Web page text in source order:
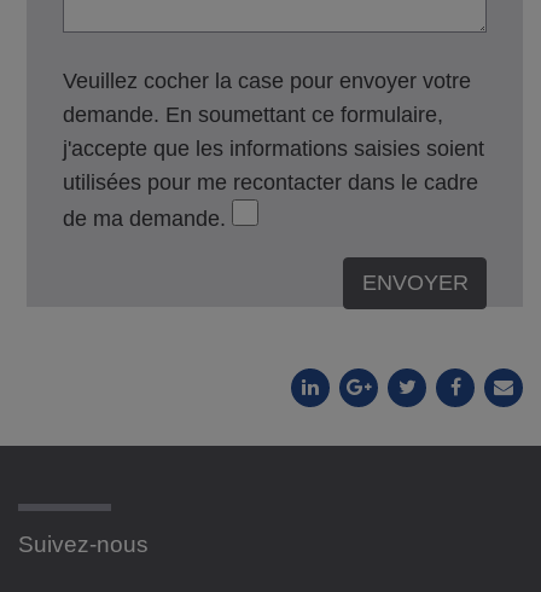
Veuillez cocher la case pour envoyer votre
demande. En soumettant ce formulaire,
j'accepte que les informations saisies soient
utilisées pour me recontacter dans le cadre
de ma demande.
Suivez-nous